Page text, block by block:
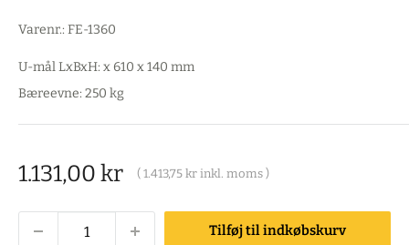
Varenr.: FE-1360
U-mål LxBxH: x 610 x 140 mm
Bæreevne: 250 kg
Salgspris
1.131,00 kr ( 1.413,75 kr inkl. moms )
Tilføj til indkøbskurv